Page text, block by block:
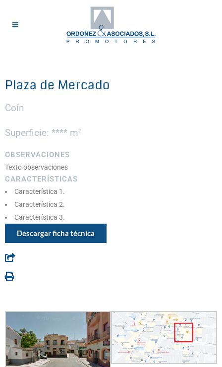
Plaza de Mercado
Coín
Superficie: **** m2
OBSERVACIONES
Texto observaciones
CARACTERÍSTICAS
Característica 1.
Característica 2.
Característica 3.
Descargar ficha técnica